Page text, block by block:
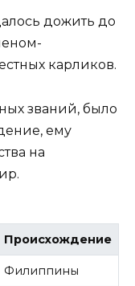
дожить до
карликов.
званий, было
ему
на
Происхождение
Филиппины